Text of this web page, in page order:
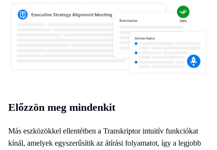
Előzzön meg mindenkit
Más eszközökkel ellentétben a Transkriptor intuitív funkciókat
kínál, amelyek egyszerűsítik az átírási folyamatot, így a legjobb